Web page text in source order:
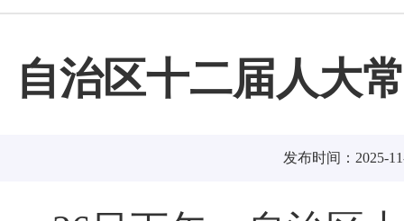
自治区十二届人大
发布时间：2025-